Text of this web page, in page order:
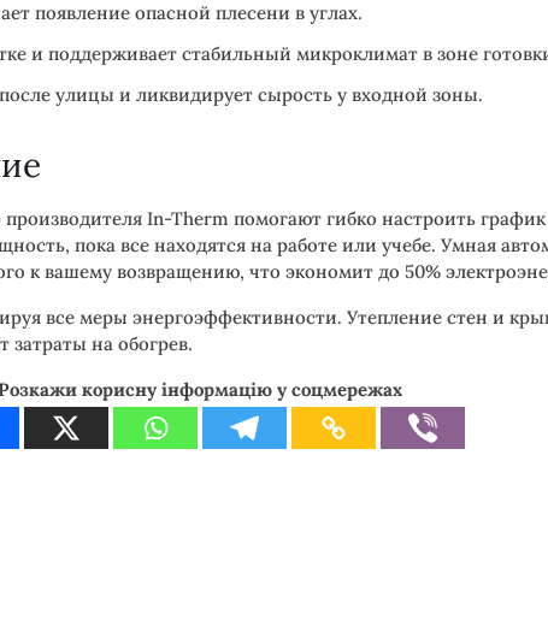
появление опасной плесени в углах.
и поддерживает стабильный микроклимат в зоне
улицы и ликвидирует сырость у входной зоны.
In-Therm помогают гибко настроить
пока все находятся на работе или учебе. Умная
к вашему возвращению, что экономит до 50%
все меры энергоэффективности. Утепление стен и
затраты на обогрев.
корисну інформацію у соцмережах